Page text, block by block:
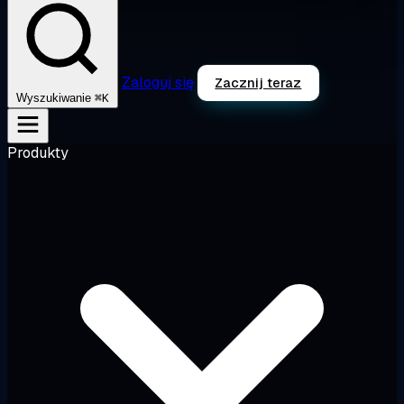
Wyszukiwanie ⌘K
Zaloguj się Zacznij teraz
Produkty